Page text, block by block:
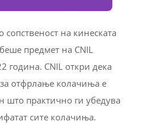
сопственост на кинеската
предмет на CNIL
година. CNIL откри дека
отфрлање колачиња е
што практично ги убедува
сите колачиња.